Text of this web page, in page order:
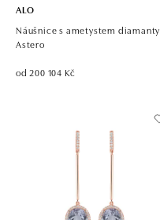
ALO
Náušnice s ametystem diamanty
Astero
od 200 104 Kč